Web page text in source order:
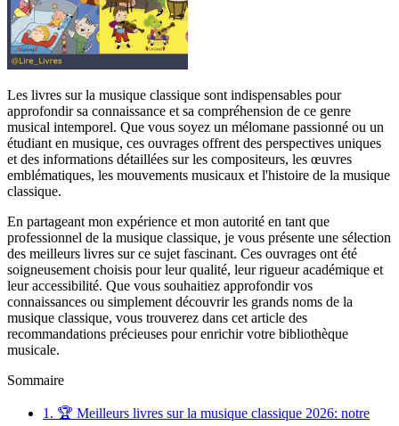
Les livres sur la musique classique sont indispensables pour
approfondir sa connaissance et sa compréhension de ce genre
musical intemporel. Que vous soyez un mélomane passionné ou un
étudiant en musique, ces ouvrages offrent des perspectives uniques
et des informations détaillées sur les compositeurs, les œuvres
emblématiques, les mouvements musicaux et l'histoire de la musique
classique.
En partageant mon expérience et mon autorité en tant que
professionnel de la musique classique, je vous présente une sélection
des meilleurs livres sur ce sujet fascinant. Ces ouvrages ont été
soigneusement choisis pour leur qualité, leur rigueur académique et
leur accessibilité. Que vous souhaitiez approfondir vos
connaissances ou simplement découvrir les grands noms de la
musique classique, vous trouverez dans cet article des
recommandations précieuses pour enrichir votre bibliothèque
musicale.
Sommaire
1. 🏆 Meilleurs livres sur la musique classique 2026: notre